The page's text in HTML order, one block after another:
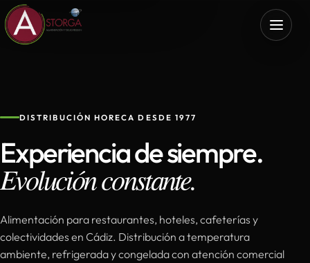
DISTRIBUCIÓN HORECA DESDE 1977
Experiencia de siempre.
Evolución constante.
Alimentación para restaurantes, hoteles, cafeterías y
colectividades en Cádiz. Distribución a temperatura
ambiente, refrigerada y congelada con atención comercial